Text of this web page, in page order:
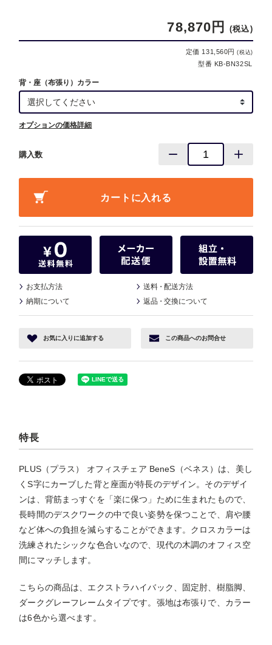
78,870円 (税込)
定価 131,560円(税込)
型番 KB-BN32SL
背・座（布張り）カラー
オプションの価格詳細
購入数
お支払方法 送料・配送方法
納期について
返品・交換について
お気に入り に追加する この商品へのお問合せ
特長
PLUS（プラス） オフィスチェア BeneS（ベネス）は、美し
くS字にカーブした背と座面が特長のデザイン。そのデザイ
ンは、背筋まっすぐを「楽に保つ」ために生まれたもので、
長時間のデスクワークの中で良い姿勢を保つことで、肩や腰
など体への負担を減らすることができます。クロスカラーは
洗練されたシックな色合いなので、現代の木調のオフィス空
間にマッチします。
こちらの商品は、エクストラハイバック、固定肘、樹脂脚、
ダークグレーフレームタイプです。張地は布張りで、カラー
は6色から選べます。